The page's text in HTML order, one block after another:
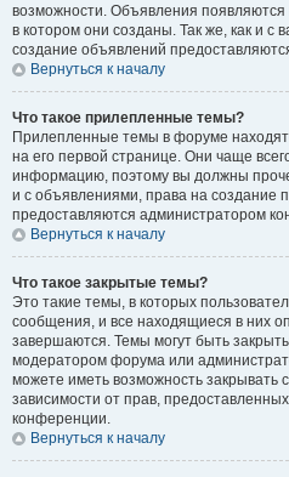
возможности. Объявления
в котором они созданы. Так же, как и
создание объявлений
Вернуться к началу
Что такое прилепленные темы?
Прилепленные темы в форуме
на его первой странице. Они чаще
информацию, поэтому вы должны
и с объявлениями, права на создание
предоставляются администратором
Вернуться к началу
Что такое закрытые темы?
Это такие темы, в которых
сообщения, и все находящиеся в них
завершаются. Темы могут быть
модератором форума или
можете иметь возможность закрывать
зависимости от прав,
конференции.
Вернуться к началу